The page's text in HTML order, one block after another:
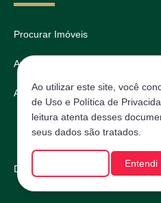
Procurar Imóveis
Avaliar
Agendar
Desenvolvido com
Ao utilizar este site, você
de Uso e Política de
leitura atenta desses
seus dados são tratados.
Entendi